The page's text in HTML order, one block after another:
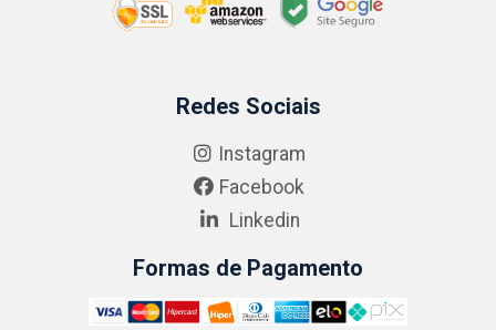
Redes Sociais
Instagram
Facebook
Linkedin
Formas de Pagamento